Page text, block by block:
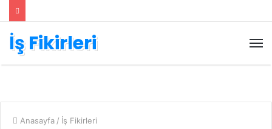
İş Fikirleri
Anasayfa / İş Fikirleri